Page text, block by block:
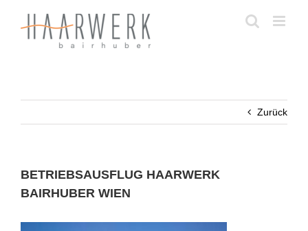
Zurück
BETRIEBSAUSFLUG HAARWERK
BAIRHUBER WIEN